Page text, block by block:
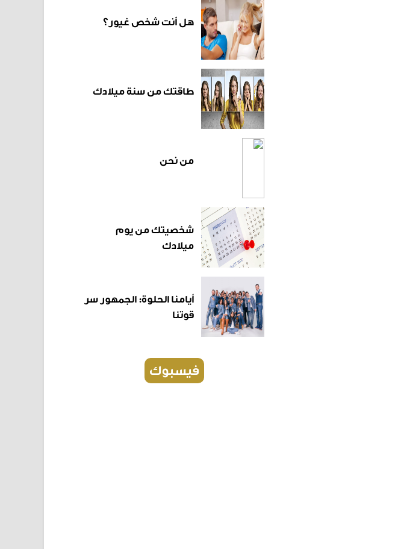
هل أنت شخص غيور؟
طاقتك من سنة ميلادك
من نحن
شخصيتك من يوم
ميلادك
أيامنا الحلوة: الجمهور سر
قوتنا
فيسبوك